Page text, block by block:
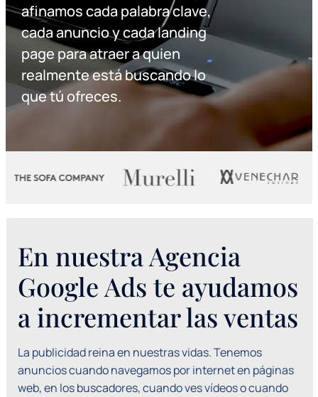
afinamos cada palabra clave,
cada anuncio y cada landing
page para atraer a quien
realmente está buscando lo
que tú ofreces.
En nuestra Agencia
Google Ads te ayudamos
a incrementar las ventas
La publicidad reina en nuestras vidas. Tenemos
anuncios cuando navegamos por internet en páginas
web, en los buscadores, cuando ves vídeos o cuando